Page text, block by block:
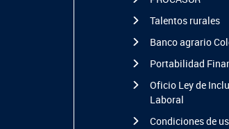
Talentos rurales
Banco agrario
Portabilidad
Oficio Ley de
Laboral
Condiciones de